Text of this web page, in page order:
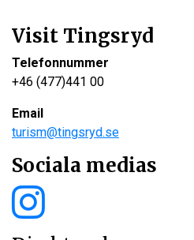
Visit Tingsryd
Telefonnummer
+46 (477)441 00
Email
turism@tingsryd.se
Sociala medias